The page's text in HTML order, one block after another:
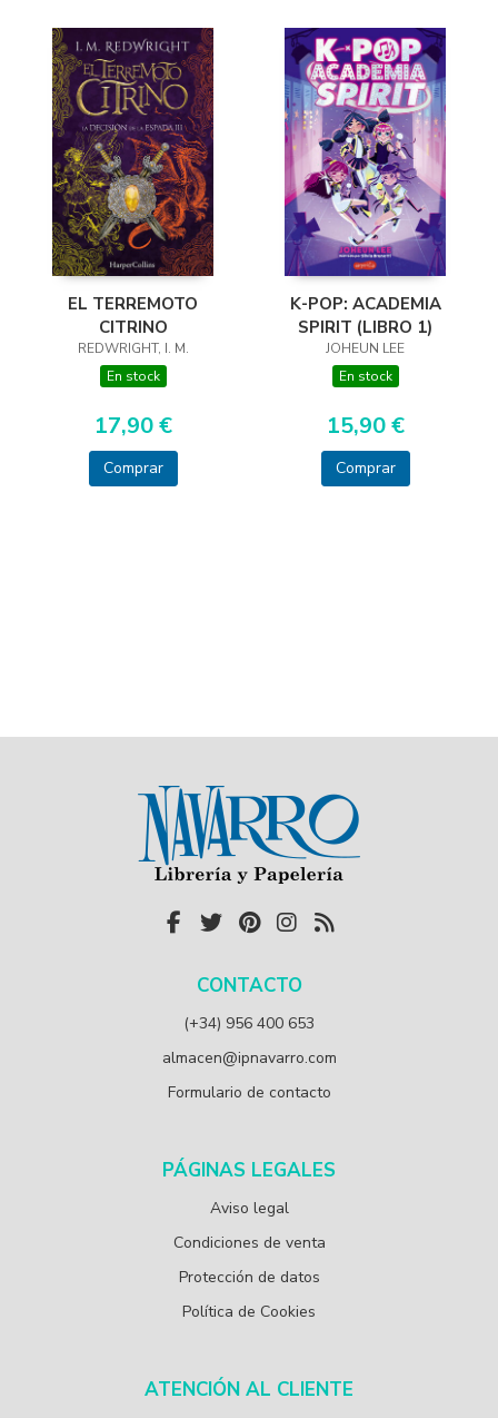
EL TERREMOTO
CITRINO
REDWRIGHT, I. M.
En stock
17,90 €
Comprar
K-POP: ACADEMIA
SPIRIT (LIBRO 1)
JOHEUN LEE
En stock
15,90 €
Comprar
CONTACTO
(+34) 956 400 653
almacen@ipnavarro.com
Formulario de contacto
PÁGINAS LEGALES
Aviso legal
Condiciones de venta
Protección de datos
Política de Cookies
ATENCIÓN AL CLIENTE